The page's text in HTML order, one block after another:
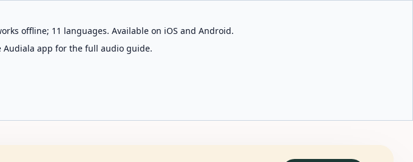
offline; 11 languages. Available on iOS and Android.
Audiala app for the full audio guide.